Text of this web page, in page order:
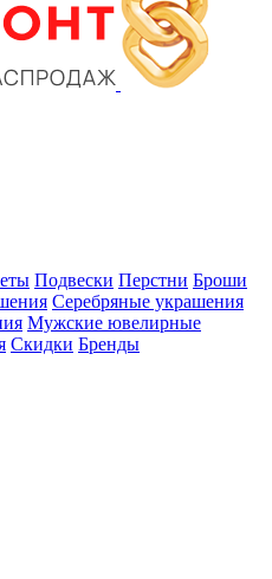
Подвески Перстни Броши
Серебряные украшения
Мужские ювелирные
Скидки Бренды